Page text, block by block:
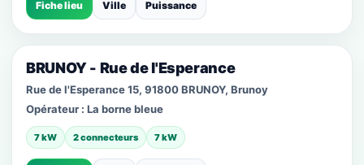
Fiche lieu Ville Puissance
BRUNOY - Rue de l'Esperance
Rue de l'Esperance 15, 91800 BRUNOY, Brunoy
Opérateur : La borne bleue
7 kW 2 connecteurs 7 kW